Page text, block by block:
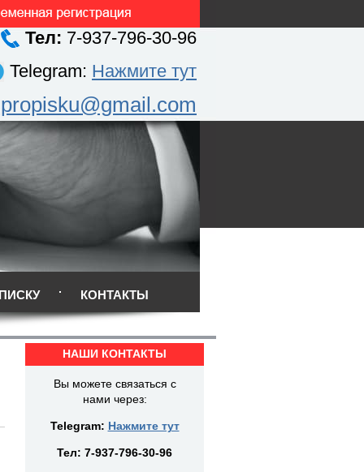
Тел: 7-937-796-30-96
Telegram: Нажмите тут
КОНТАКТЫ
НАШИ КОНТАКТЫ
Вы можете связаться с
нами через:
Telegram: Нажмите тут
Тел: 7-937-796-30-96